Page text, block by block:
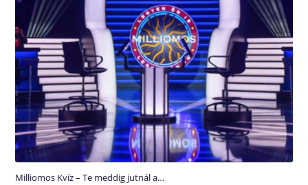
Milliomos Kvíz – Te meddig jutnál a…